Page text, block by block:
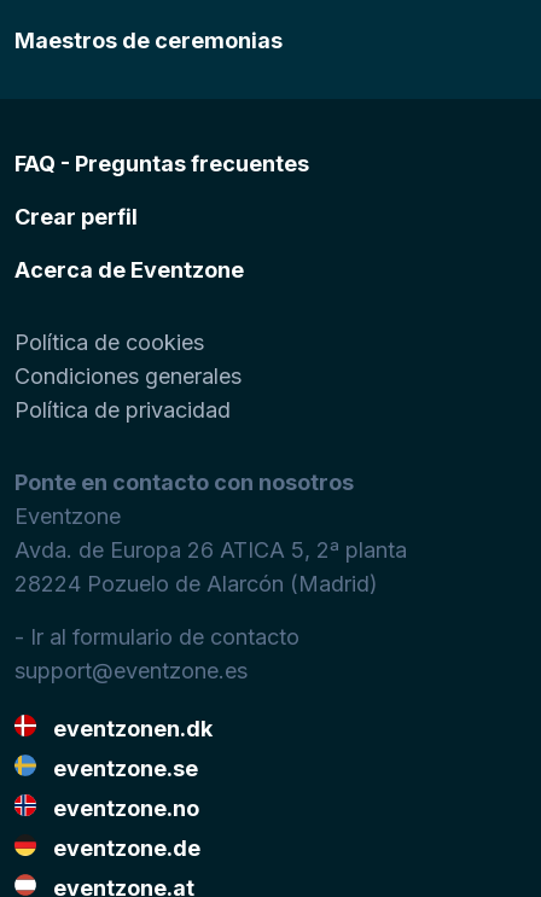
Maestros de ceremonias
FAQ - Preguntas frecuentes
Crear perfil
Acerca de Eventzone
Política de cookies
Condiciones generales
Política de privacidad
Ponte en contacto con nosotros
Eventzone
Avda. de Europa 26 ATICA 5, 2ª planta
28224 Pozuelo de Alarcón (Madrid)
- Ir al formulario de contacto
support@eventzone.es
eventzonen.dk
eventzone.se
eventzone.no
eventzone.de
eventzone.at